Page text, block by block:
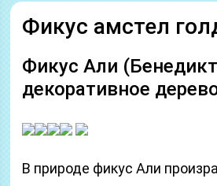
Фикус амстел
Фикус Али
декоративное
В природе фикус Али